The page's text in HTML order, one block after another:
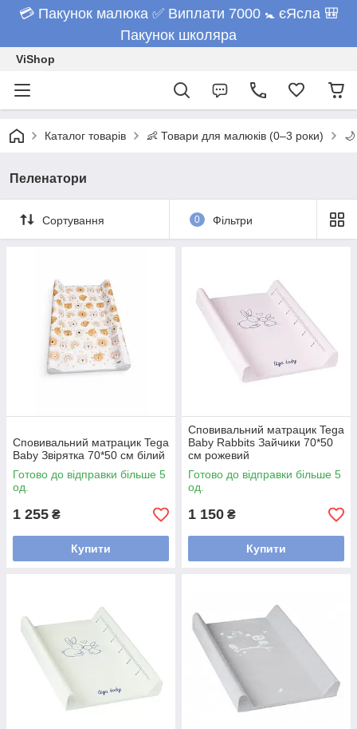
💳 Пакунок малюка ✅ Виплати 7000 🚼 єЯсла 🎒
Пакунок школяра
ViShop
Каталог товарів 👶 Товари для малюків (0–3 роки)
Пеленатори
Сортування 0 Фільтри
Сповивальний матрацик Tega
Baby Звірятка 70*50 см білий
Готово до відправки більше 5
од.
1 255 ₴
Купити
Сповивальний матрацик Tega
Baby Rabbits Зайчики 70*50
см рожевий
Готово до відправки більше 5
од.
1 150 ₴
Купити